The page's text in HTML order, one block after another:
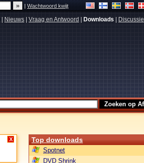
|Wachtwoord kwijt
Nieuws Vraag en Antwoord Downloads Discussie
X Top downloads
Spotnet
DVD Shrink